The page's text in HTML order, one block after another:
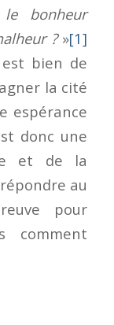
le bonheur
?»[1]
bien de
la cité
espérance
donc une
et de la
au
pour
comment